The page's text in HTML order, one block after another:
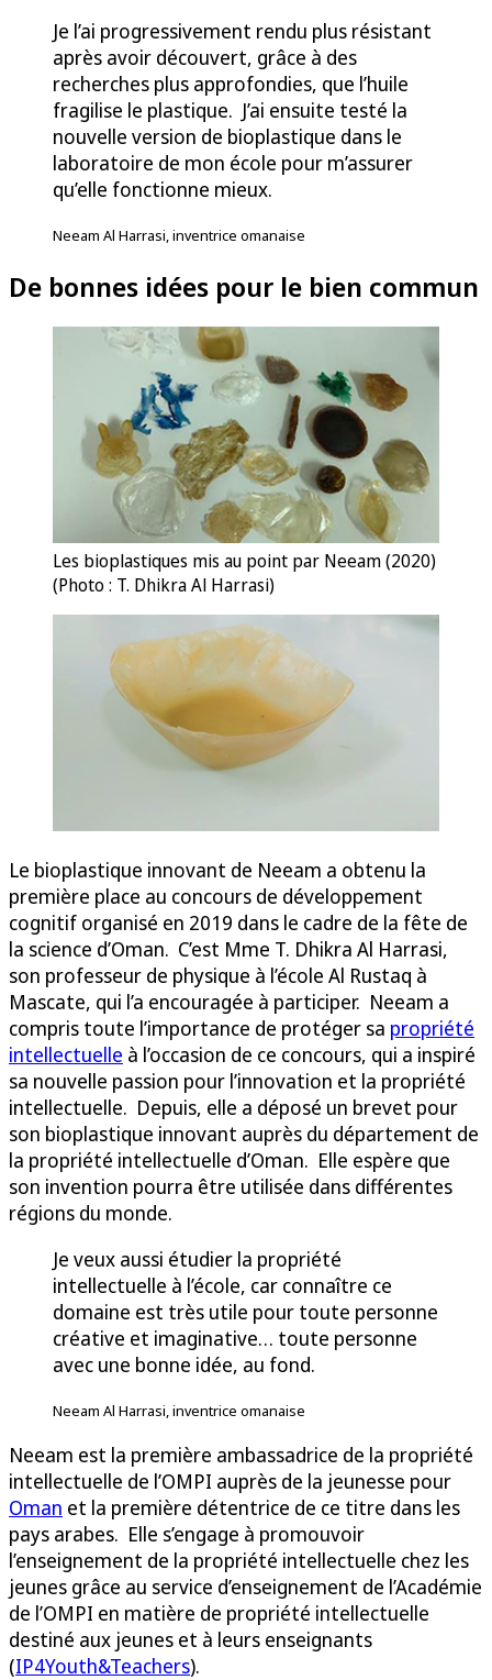
Je l’ai progressivement rendu plus résistant
après avoir découvert, grâce à des
recherches plus approfondies, que l’huile
fragilise le plastique. J’ai ensuite testé la
nouvelle version de bioplastique dans le
laboratoire de mon école pour m’assurer
qu’elle fonctionne mieux.
Neeam Al Harrasi, inventrice omanaise
De bonnes idées pour le bien commun
Les bioplastiques mis au point par Neeam (2020)
(Photo : T. Dhikra Al Harrasi)
Le bioplastique innovant de Neeam a obtenu la
première place au concours de développement
cognitif organisé en 2019 dans le cadre de la fête de
la science d’Oman. C’est Mme T. Dhikra Al Harrasi,
son professeur de physique à l’école Al Rustaq à
Mascate, qui l’a encouragée à participer. Neeam a
compris toute l’importance de protéger sa propriété
intellectuelle à l’occasion de ce concours, qui a inspiré
sa nouvelle passion pour l’innovation et la propriété
intellectuelle. Depuis, elle a déposé un brevet pour
son bioplastique innovant auprès du département de
la propriété intellectuelle d’Oman. Elle espère que
son invention pourra être utilisée dans différentes
régions du monde.
Je veux aussi étudier la propriété
intellectuelle à l’école, car connaître ce
domaine est très utile pour toute personne
créative et imaginative… toute personne
avec une bonne idée, au fond.
Neeam Al Harrasi, inventrice omanaise
Neeam est la première ambassadrice de la propriété
intellectuelle de l’OMPI auprès de la jeunesse pour
Oman et la première détentrice de ce titre dans les
pays arabes. Elle s’engage à promouvoir
l’enseignement de la propriété intellectuelle chez les
jeunes grâce au service d’enseignement de l’Académie
de l’OMPI en matière de propriété intellectuelle
destiné aux jeunes et à leurs enseignants
(IP4Youth&Teachers).